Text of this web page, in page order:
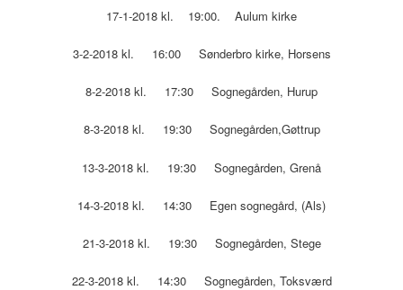
17-1-2018 kl. 19:00. Aulum kirke
3-2-2018 kl. 16:00 Sønderbro kirke, Horsens
8-2-2018 kl. 17:30 Sognegården, Hurup
8-3-2018 kl. 19:30 Sognegården,Gøttrup
13-3-2018 kl. 19:30 Sognegården, Grenå
14-3-2018 kl. 14:30 Egen sognegård, (Als)
21-3-2018 kl. 19:30 Sognegården, Stege
22-3-2018 kl. 14:30 Sognegården, Toksværd